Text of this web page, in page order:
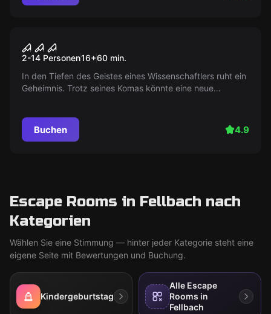
Íllusional Mind
2-14 Personen16+60 min.
In den Tiefen des Geistes eines Wissenschaftlers ruht ein
Geheimnis. Trotz seines Komas könnte eine neue
Buchen 4.9
Escape Rooms in Fellbach nach
Kategorien
Wählen Sie eine Stimmung — hinter jeder Kategorie steht eine
eigene Seite mit Bewertungen und Buchung.
Kindergeburtstag
Alle Escape
Rooms in
Fellbach